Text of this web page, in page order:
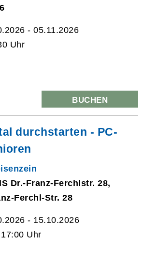
- 05.11.2026
Uhr
BUCHEN
durchstarten - PC-
Dr.-Franz-Ferchlstr. 28,
Ferchl-Str. 28
- 15.10.2026
Uhr